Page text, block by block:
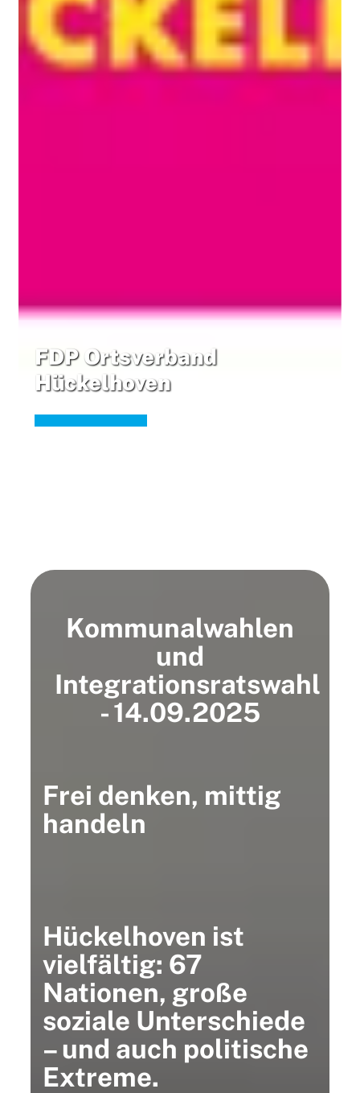
FDP Ortsverband
Hückelhoven
Kommunalwahlen
und
Integrationsratswahl
- 14.09.2025
Frei denken, mittig
handeln
Hückelhoven ist
vielfältig: 67
Nationen, große
soziale Unterschiede
– und auch politische
Extreme.